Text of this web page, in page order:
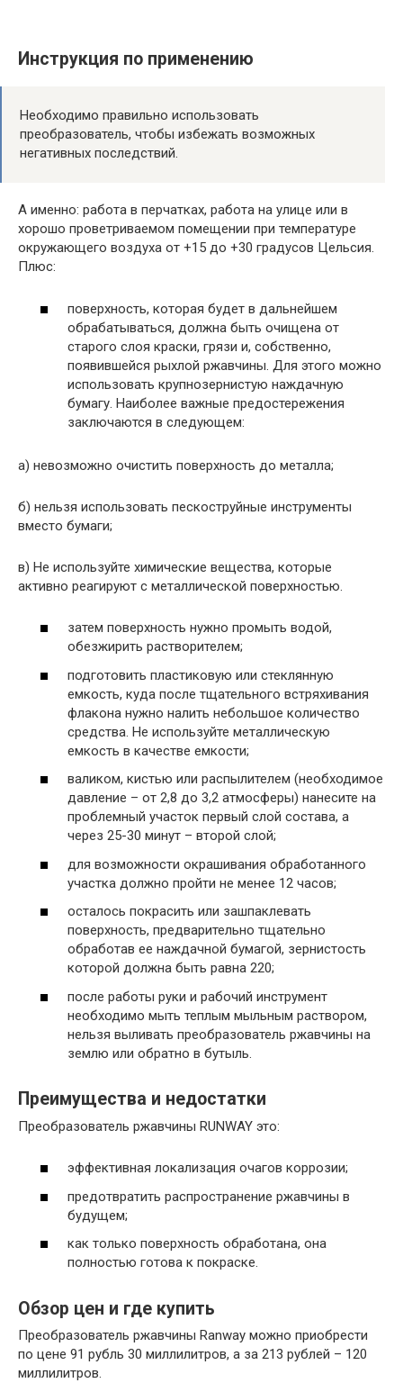
Инструкция по применению
Необходимо правильно использовать
преобразователь, чтобы избежать возможных
негативных последствий.
А именно: работа в перчатках, работа на улице или в
хорошо проветриваемом помещении при температуре
окружающего воздуха от +15 до +30 градусов Цельсия.
Плюс:
поверхность, которая будет в дальнейшем
обрабатываться, должна быть очищена от
старого слоя краски, грязи и, собственно,
появившейся рыхлой ржавчины. Для этого можно
использовать крупнозернистую наждачную
бумагу. Наиболее важные предостережения
заключаются в следующем:
а) невозможно очистить поверхность до металла;
б) нельзя использовать пескоструйные инструменты
вместо бумаги;
в) Не используйте химические вещества, которые
активно реагируют с металлической поверхностью.
затем поверхность нужно промыть водой,
обезжирить растворителем;
подготовить пластиковую или стеклянную
емкость, куда после тщательного встряхивания
флакона нужно налить небольшое количество
средства. Не используйте металлическую
емкость в качестве емкости;
валиком, кистью или распылителем (необходимое
давление – от 2,8 до 3,2 атмосферы) нанесите на
проблемный участок первый слой состава, а
через 25-30 минут – второй слой;
для возможности окрашивания обработанного
участка должно пройти не менее 12 часов;
осталось покрасить или зашпаклевать
поверхность, предварительно тщательно
обработав ее наждачной бумагой, зернистость
которой должна быть равна 220;
после работы руки и рабочий инструмент
необходимо мыть теплым мыльным раствором,
нельзя выливать преобразователь ржавчины на
землю или обратно в бутыль.
Преимущества и недостатки
Преобразователь ржавчины RUNWAY это:
эффективная локализация очагов коррозии;
предотвратить распространение ржавчины в
будущем;
как только поверхность обработана, она
полностью готова к покраске.
Обзор цен и где купить
Преобразователь ржавчины Ranway можно приобрести
по цене 91 рубль 30 миллилитров, а за 213 рублей – 120
миллилитров.